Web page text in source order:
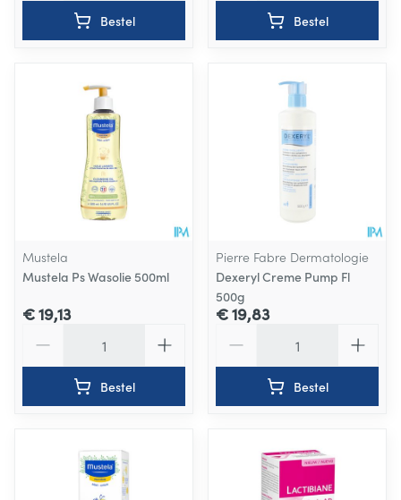
Bestel Bestel
Mustela
Mustela Ps Wasolie 500ml
€ 19,13
Bestel
Pierre Fabre Dermatologie
Dexeryl Creme Pump Fl
500g
€ 19,83
Bestel